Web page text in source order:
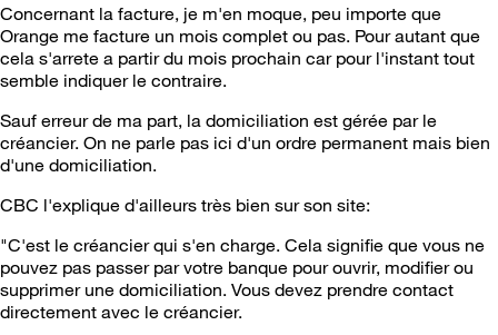
Concernant la facture, je m'en moque, peu importe que
Orange me facture un mois complet ou pas. Pour autant que
cela s'arrete a partir du mois prochain car pour l'instant tout
semble indiquer le contraire.
Sauf erreur de ma part, la domiciliation est gérée par le
créancier. On ne parle pas ici d'un ordre permanent mais bien
d'une domiciliation.
CBC l'explique d'ailleurs très bien sur son site:
"C'est le créancier qui s'en charge. Cela signifie que vous ne
pouvez pas passer par votre banque pour ouvrir, modifier ou
supprimer une domiciliation. Vous devez prendre contact
directement avec le créancier.